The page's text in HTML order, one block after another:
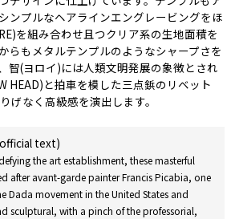
ンプルなヘアラインエングレービングをほ
を組み合わせ且つクリア系の生地面積を
らもメタルテンプルのようなシャープさを
智(ヨロイ)には人類文明発展の象徴とされ
HEAD)と拍車を模した三点鋲のリベット
げなく高級感を演出します。
text)
the art establishment, these masterful
after avant-garde painter Francis Picabia, one
Dada movement in the United States and
sculptural, with a pinch of the professorial,